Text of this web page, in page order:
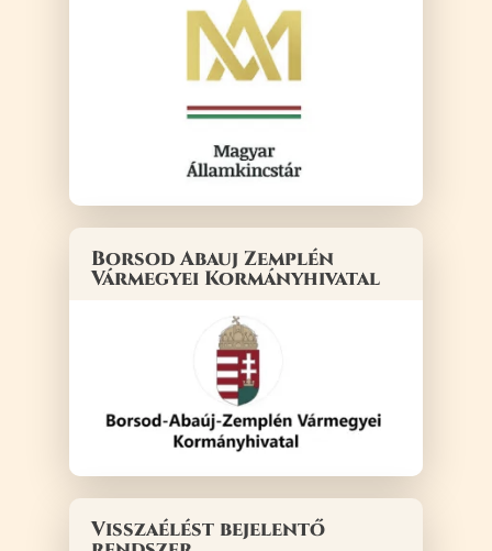
Borsod Abauj Zemplén
Vármegyei Kormányhivatal
Visszaélést bejelentő